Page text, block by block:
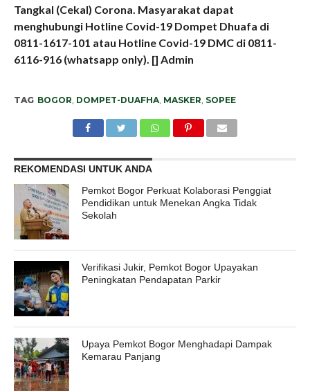
Tangkal (Cekal) Corona. Masyarakat dapat
menghubungi Hotline Covid-19 Dompet Dhuafa di
0811-1617-101 atau Hotline Covid-19 DMC di 0811-
6116-916 (whatsapp only). [] Admin
TAG BOGOR DOMPET-DUAFHA, MASKER SOPEE
REKOMENDASI UNTUK ANDA
Pemkot Bogor Perkuat Kolaborasi Penggiat
Pendidikan untuk Menekan Angka Tidak
Sekolah
Verifikasi Jukir, Pemkot Bogor Upayakan
Peningkatan Pendapatan Parkir
Upaya Pemkot Bogor Menghadapi Dampak
Kemarau Panjang